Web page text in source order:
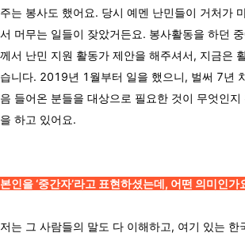
주는 봉사도 했어요. 당시 예멘 난민들이 거처가
서 머무는 일들이 잦았거든요. 봉사활동을 하던
께서 난민 지원 활동가 제안을 해주셔서, 지금은
습니다. 2019년 1월부터 일을 했으니, 벌써 7년
음 들어온 분들을 대상으로 필요한 것이 무엇인지
을 하고 있어요.
본인을 ‘중간자’라고 표현하셨는데, 어떤 의미인가
저는 그 사람들의 말도 다 이해하고, 여기 있는 한